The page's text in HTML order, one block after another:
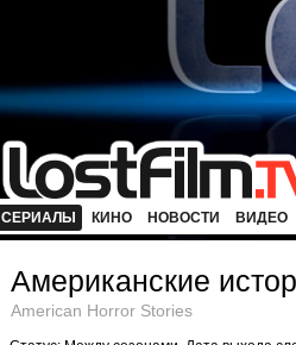
СЕРИАЛЫ КИНО НОВОСТИ ВИДЕО
Американские
American Horror Stories